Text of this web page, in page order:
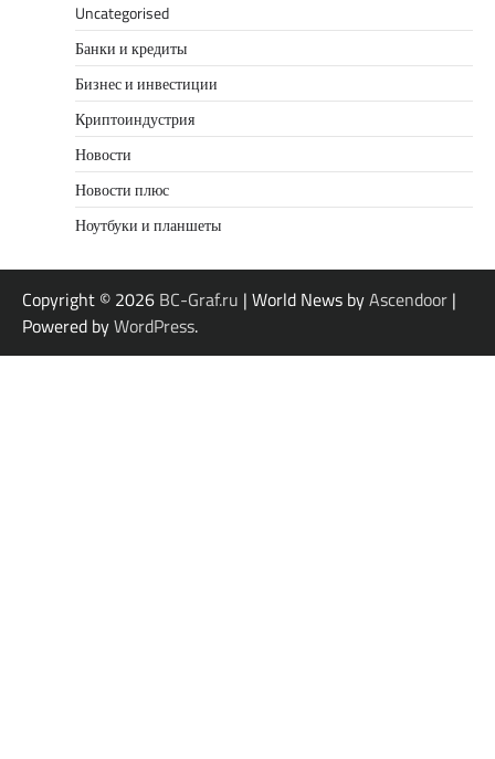
Uncategorised
Банки и кредиты
Бизнес и инвестиции
Криптоиндустрия
Новости
Новости плюс
Ноутбуки и планшеты
Copyright © 2026 BC-Graf.ru | World News byAscendoor |
Powered byWordPress.